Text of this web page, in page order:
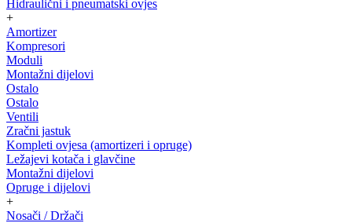
Hidraulični i pneumatski ovjes
+
Amortizer
Kompresori
Moduli
Montažni dijelovi
Ostalo
Ostalo
Ventili
Zračni jastuk
Kompleti ovjesa (amortizeri i opruge)
Ležajevi kotača i glavčine
Montažni dijelovi
Opruge i dijelovi
+
Nosači / Držači